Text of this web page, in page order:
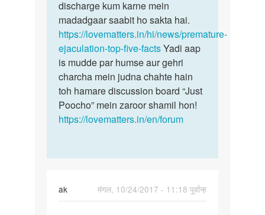
discharge kum karne mein
madadgaar saabit ho sakta hai.
https://lovematters.in/hi/news/premature-
ejaculation-top-five-factsYadi aap
is mudde par humse aur gehri
charcha mein judna chahte hain
toh hamare discussion board “Just
Poocho” mein zaroor shamil hon!
https://lovematters.in/en/forum
ak
मंगल, 10/24/2017 - 11:18 पूर्वान्ह